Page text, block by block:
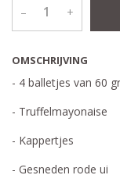
OMSCHRIJVING
- 4 balletjes van 60
- Truffelmayonaise
- Kappertjes
- Gesneden rode ui
– +